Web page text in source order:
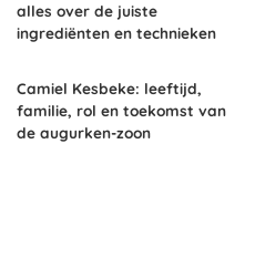
alles over de juiste
ingrediënten en technieken
Camiel Kesbeke: leeftijd,
familie, rol en toekomst van
de augurken-zoon